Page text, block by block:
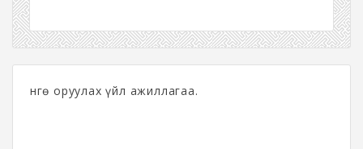
Өнгө оруулах үйл ажиллагаа.